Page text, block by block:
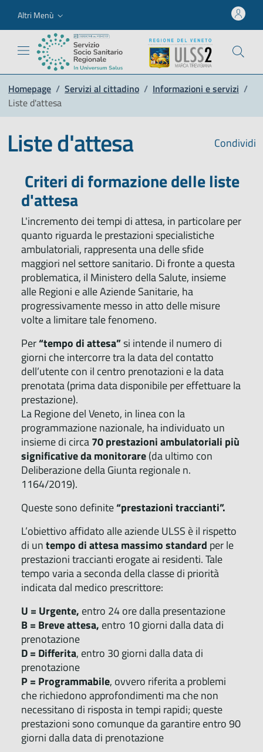
Altri Menù
Homepage / Servizi al cittadino / Informazioni e servizi /
Liste d'attesa
Condividi
Liste d'attesa
Criteri di formazione delle liste
d'attesa
L'incremento dei tempi di attesa, in particolare per
quanto riguarda le prestazioni specialistiche
ambulatoriali, rappresenta una delle sfide
maggiori nel settore sanitario. Di fronte a questa
problematica, il Ministero della Salute, insieme
alle Regioni e alle Aziende Sanitarie, ha
progressivamente messo in atto delle misure
volte a limitare tale fenomeno.
Per“tempo di attesa”si intende il numero di
giorni che intercorre tra la data del contatto
dell’utente con il centro prenotazioni e la data
prenotata (prima data disponibile per effettuare la
prestazione).
La Regione del Veneto, in linea con la
programmazione nazionale, ha individuato un
insieme di circa70 prestazioni ambulatoriali più
significative da monitorare(da ultimo con
Deliberazione della Giunta regionale n.
1164/2019).
Queste sono definite“prestazioni traccianti”.
L’obiettivo affidato alle aziende ULSS è il rispetto
di untempo di attesa massimo standard per le
prestazioni traccianti erogate ai residenti. Tale
tempo varia a seconda della classe di priorità
indicata dal medico prescrittore:
U = Urgente, entro 24 ore dalla presentazione
B = Breve attesa, entro 10 giorni dalla data di
prenotazione
D = Differita, entro 30 giorni dalla data di
prenotazione
P = Programmabile, ovvero riferita a problemi
che richiedono approfondimenti ma che non
necessitano di risposta in tempi rapidi; queste
prestazioni sono comunque da garantire entro 90
giorni dalla data di prenotazione